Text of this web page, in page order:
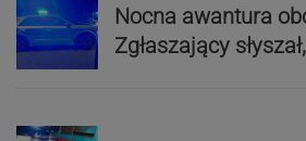
Nocna awantura
Zgłaszający